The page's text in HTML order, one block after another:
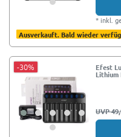
* inkl.
Ausverkauft. Bald wieder
-30% Efest
Lithium
UVP